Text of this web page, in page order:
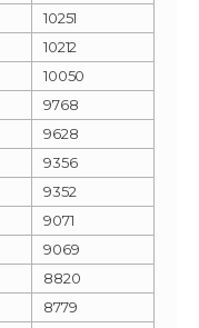
10251
10212
10050
9768
9628
9356
9352
9071
9069
8820
8779